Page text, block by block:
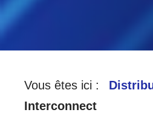
Vous êtes ici :
Interconnect